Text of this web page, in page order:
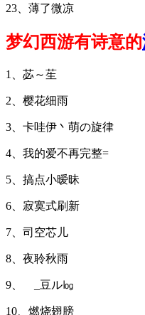
23、薄了微凉
梦幻西游有诗意的
1、苾～苼
2、樱花细雨
3、卡哇伊丶萌の旋律
4、我的爱不再完整=
5、搞点小暧昧
6、寂寞式刷新
7、司空芯儿
8、夜聆秋雨
9、ゞ_豆ル㏒
10、燃烧翅膀